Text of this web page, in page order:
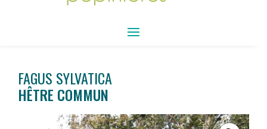
FAGUS SYLVATICA
HÊTRE COMMUN